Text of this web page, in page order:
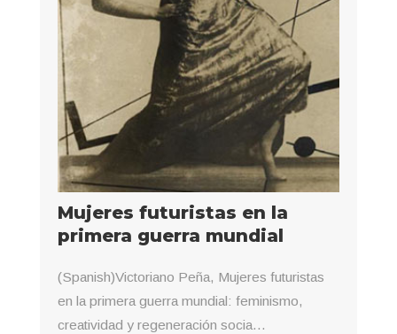
Mujeres futuristas en la
primera guerra mundial
(Spanish)Victoriano Peña, Mujeres futuristas
en la primera guerra mundial: feminismo,
creatividad y regeneración socia...